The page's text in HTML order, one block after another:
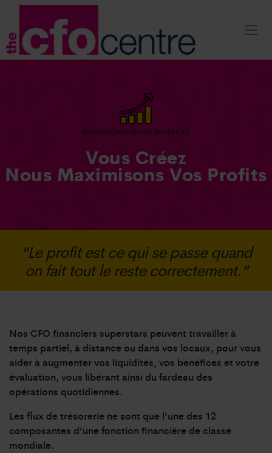
AUGMENTATION DES BÉNÉFICES
Vous Créez
Nous Maximisons Vos Profits
"Le profit est ce qui se passe quand
on fait tout le reste correctement."
Nos CFO financiers superstars peuvent travailler à
temps partiel, à distance ou dans vos locaux, pour vous
aider à augmenter vos liquidités, vos bénéfices et votre
évaluation, vous libérant ainsi du fardeau des
opérations quotidiennes.
Les flux de trésorerie ne sont que l’une des 12
composantes d’une fonction financière de classe
mondiale.